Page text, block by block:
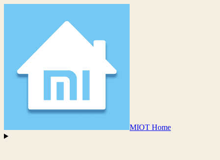
MIOT Home